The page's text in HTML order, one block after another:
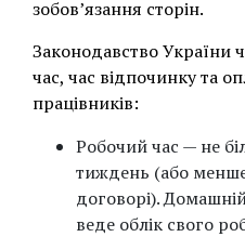
зобов’язання сторін.
Законодавство України
час, час відпочинку та
працівників:
Робочий час — не
тиждень (або
договорі).
веде облік свого